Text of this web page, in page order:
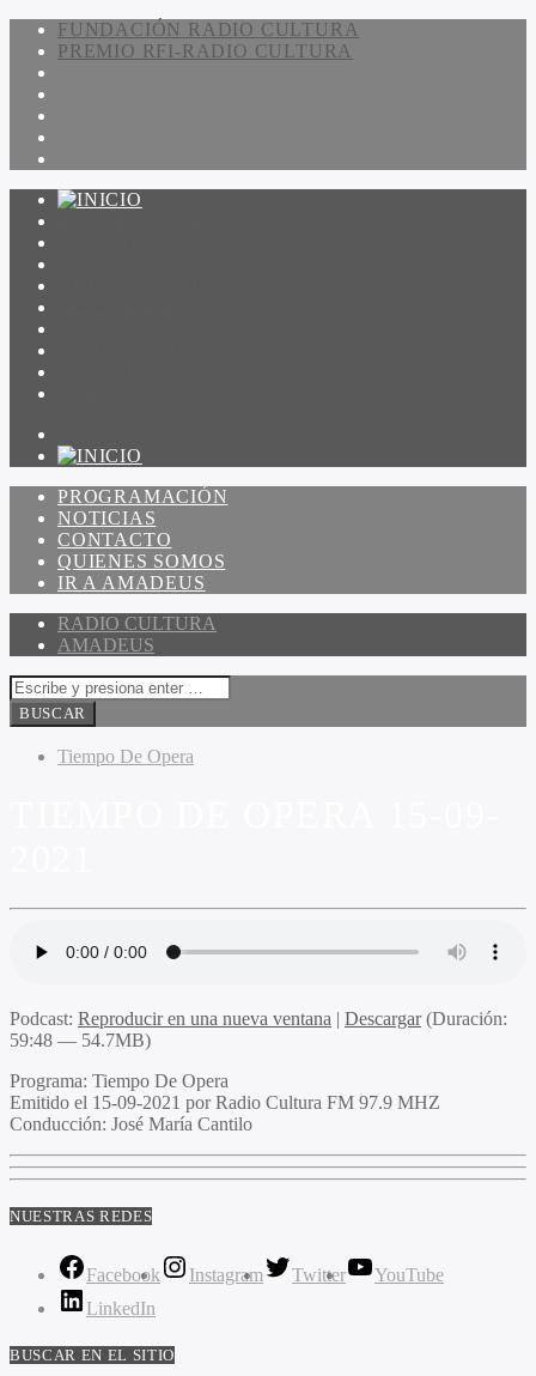
FUNDACIÓN RADIO CULTURA
PREMIO RFI-RADIO CULTURA
PROGRAMACIÓN
NOTICIAS
CONTACTO
QUIENES SOMOS
IR A AMADEUS
RADIO CULTURA
AMADEUS
Tiempo De Opera
Podcast: Reproducir en una nueva ventana | Descargar(Duración:
59:48 — 54.7MB)
Programa: Tiempo De Opera
Emitido el 15-09-2021 por Radio Cultura FM 97.9 MHZ
Conducción: José María Cantilo
NUESTRAS REDES
Facebook Instagram Twitter
YouTube
LinkedIn
BUSCAR EN EL SITIO